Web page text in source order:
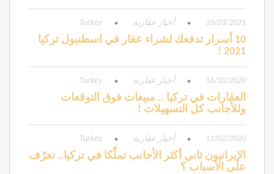
10/03/2021 أخبار عقارية Turkey
10 أسرار تدفعك لشراء عقار في اسطنبول تركيا
2021 !
16/10/2020 أخبار عقارية Turkey
العقارات في تركيا .. مبيعات فوق التوقعات
وللأجانب كل التسهيلات !
11/02/2020 أخبار عقارية Turkey
الإيرانيون ثاني أكثر الأجانب تملّكا في تركيا.. تعرّف
على الأسباب ؟